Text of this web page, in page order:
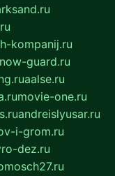
kompanij.ru
guard.ru
aalse.ru
movie-one.ru
andreislyusar.ru
i-grom.ru
dez.ru